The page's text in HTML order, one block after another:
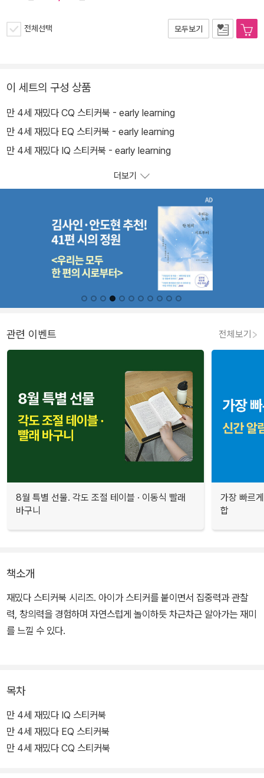
전체선택 모두보기
이 세트의 구성 상품
만 4세 재밌다 CQ 스티커북 - early learning
만 4세 재밌다 EQ 스티커북 - early learning
만 4세 재밌다 IQ 스티커북 - early learning
더보기
관련 이벤트 전체보기
8월 특별 선물. 각도 조절 테이블 · 이동식 빨래
바구니
가장 빠르
합
책소개
재밌다 스티커북 시리즈. 아이가 스티커를 붙이면서 집중력과 관찰
력, 창의력을 경험하며 자연스럽게 놀이하듯 차근차근 알아가는 재미
를 느낄 수 있다.
목차
만 4세 재밌다 IQ 스티커북
만 4세 재밌다 EQ 스티커북
만 4세 재밌다 CQ 스티커북